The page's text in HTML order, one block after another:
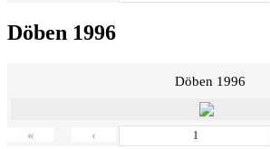
Döben 1996
Döben 1996
« ‹